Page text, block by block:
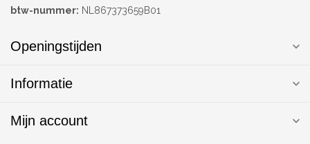
btw-nummer: NL867373659B01
Openingstijden
Informatie
Mijn account